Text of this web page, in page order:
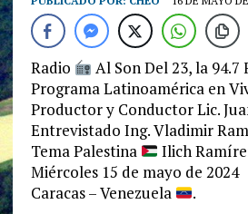
Radio
Al Son Del 23, la 94.7
Programa Latinoamérica en
Productor y Conductor Lic.
Entrevistado Ing. Vladimir
Tema Palestina
Ilich
Miércoles 15 de mayo de 2024
Caracas – Venezuela
.